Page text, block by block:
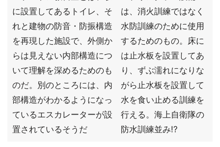
に設置してあるトイレ、そ
れと建物の防音・防振構造
を再現した施設で、外側か
らは見えない内部構造につ
いて理解を深めるためのも
のだ。別のところには、内
部構造がわかるようになっ
ているエスカレーターが設
置されているそうだ
は、消火訓練ではなく
水防訓練のために使用
するためのもの。床に
は止水板を設置してあ
り、ずぶ濡れになりな
がら止水板を設置して
水を食い止める訓練を
行える。海上自衛隊の
防水訓練並み!?